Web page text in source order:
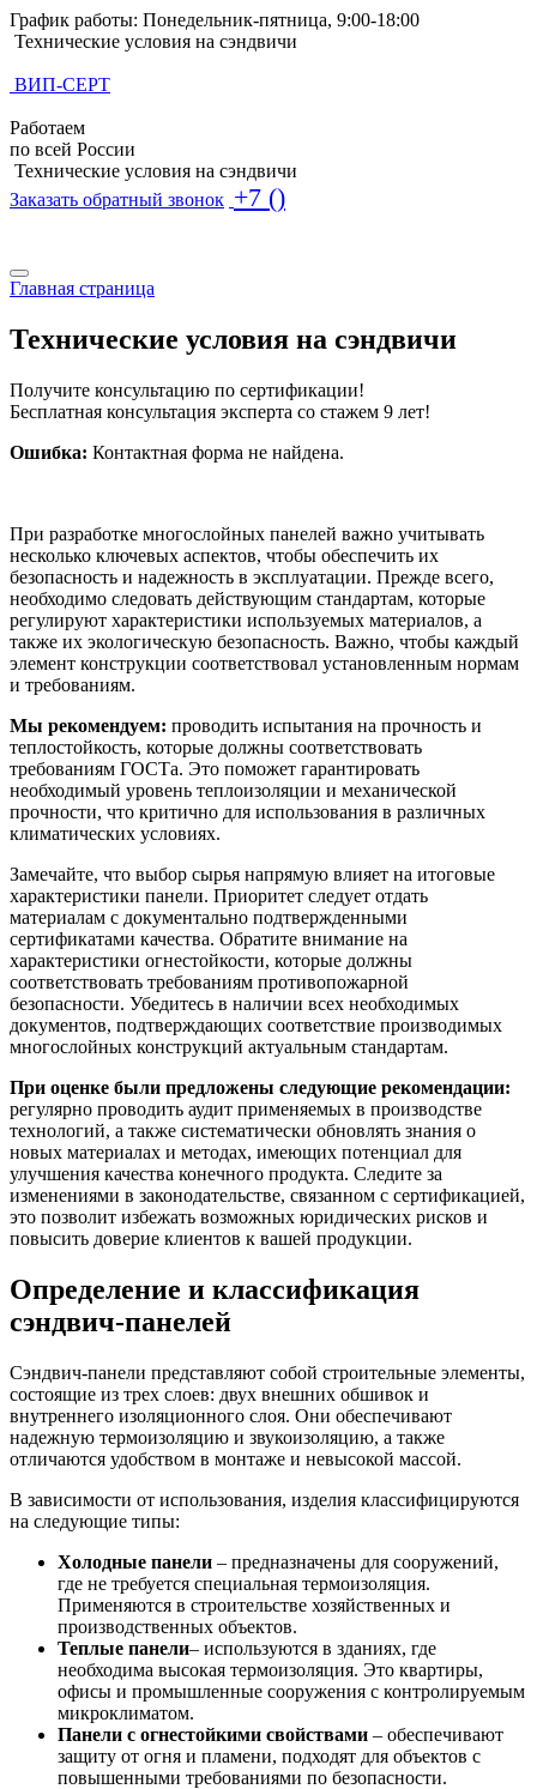
График работы: Понедельник-пятница, 9:00-18:00
Технические условия на сэндвичи
ВИП-СЕРТ
Работаем
по всей России
Технические условия на сэндвичи
Заказать обратный звонок +7 ()
Главная страница
Технические условия на сэндвичи
Получите консультацию по сертификации!
Бесплатная консультация эксперта со стажем 9 лет!
Ошибка: Контактная форма не найдена.
При разработке многослойных панелей важно учитывать
несколько ключевых аспектов, чтобы обеспечить их
безопасность и надежность в эксплуатации. Прежде всего,
необходимо следовать действующим стандартам, которые
регулируют характеристики используемых материалов, а
также их экологическую безопасность. Важно, чтобы каждый
элемент конструкции соответствовал установленным нормам
и требованиям.
Мы рекомендуем: проводить испытания на прочность и
теплостойкость, которые должны соответствовать
требованиям ГОСТа. Это поможет гарантировать
необходимый уровень теплоизоляции и механической
прочности, что критично для использования в различных
климатических условиях.
Замечайте, что выбор сырья напрямую влияет на итоговые
характеристики панели. Приоритет следует отдать
материалам с документально подтвержденными
сертификатами качества. Обратите внимание на
характеристики огнестойкости, которые должны
соответствовать требованиям противопожарной
безопасности. Убедитесь в наличии всех необходимых
документов, подтверждающих соответствие производимых
многослойных конструкций актуальным стандартам.
При оценке были предложены следующие рекомендации:
регулярно проводить аудит применяемых в производстве
технологий, а также систематически обновлять знания о
новых материалах и методах, имеющих потенциал для
улучшения качества конечного продукта. Следите за
изменениями в законодательстве, связанном с сертификацией,
это позволит избежать возможных юридических рисков и
повысить доверие клиентов к вашей продукции.
Определение и классификация
сэндвич-панелей
Сэндвич-панели представляют собой строительные элементы,
состоящие из трех слоев: двух внешних обшивок и
внутреннего изоляционного слоя. Они обеспечивают
надежную термоизоляцию и звукоизоляцию, а также
отличаются удобством в монтаже и невысокой массой.
В зависимости от использования, изделия классифицируются
на следующие типы:
Холодные панели – предназначены для сооружений,
где не требуется специальная термоизоляция.
Применяются в строительстве хозяйственных и
производственных объектов.
Теплые панели– используются в зданиях, где
необходима высокая термоизоляция. Это квартиры,
офисы и промышленные сооружения с контролируемым
микроклиматом.
Панели с огнестойкими свойствами – обеспечивают
защиту от огня и пламени, подходят для объектов с
повышенными требованиями по безопасности.